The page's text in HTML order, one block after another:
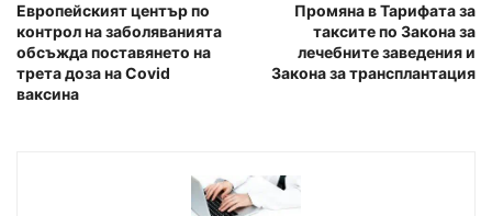
Европейският център по
контрол на заболяванията
обсъжда поставянето на
трета доза на Covid
ваксина
Промяна в Тарифата за
таксите по Закона за
лечебните заведения и
Закона за трансплантация